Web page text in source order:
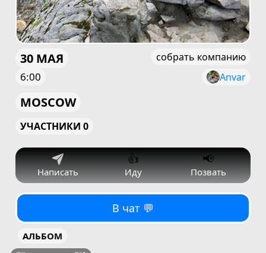
30 МАЯ
6:00
собрать компанию
Anvar
MOSCOW
УЧАСТНИКИ 0
Написать
👍
Иду
📢
Позвать
В чат 💬
АЛЬБОМ